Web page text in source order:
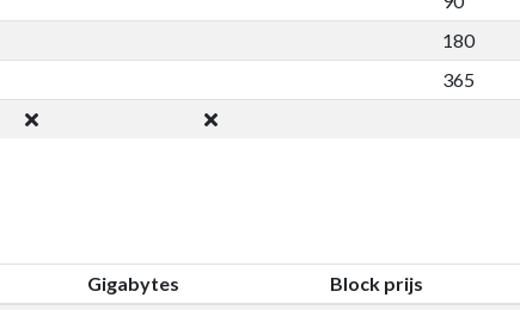
180
365
Gigabytes
Block prijs